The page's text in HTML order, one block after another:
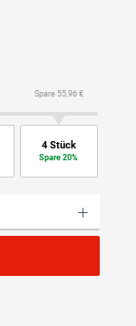
Spare 55,96 €
4 Stück
Spare 20%